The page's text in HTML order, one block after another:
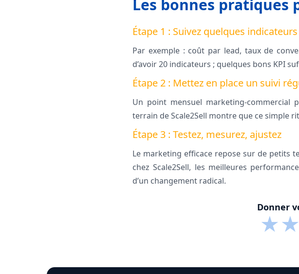
Les bonnes pratiques
Étape 1 : Suivez quelques
Par exemple : coût par lead, taux de
d’avoir 20 indicateurs ; quelques bons KPI
Étape 2 : Mettez en place un suivi
Un point mensuel marketing-commercial
terrain de Scale2Sell montre que ce simple
Étape 3 : Testez, mesurez, ajustez
Le marketing efficace repose sur de petits
chez Scale2Sell, les meilleures
d’un changement radical.
Donner
★★